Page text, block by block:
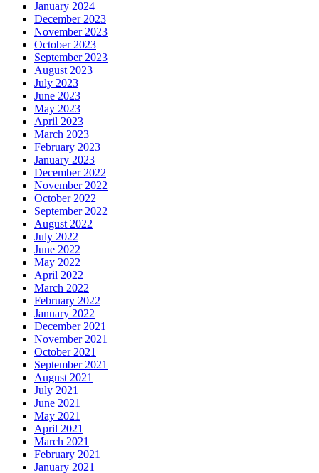
January 2024
December 2023
November 2023
October 2023
September 2023
August 2023
July 2023
June 2023
May 2023
April 2023
March 2023
February 2023
January 2023
December 2022
November 2022
October 2022
September 2022
August 2022
July 2022
June 2022
May 2022
April 2022
March 2022
February 2022
January 2022
December 2021
November 2021
October 2021
September 2021
August 2021
July 2021
June 2021
May 2021
April 2021
March 2021
February 2021
January 2021